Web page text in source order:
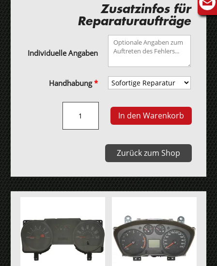
Zusatzinfos für
Reparaturaufträge
Individuelle Angaben
Handhabung*
Focus
I
Menge
In den Warenkorb
Zurück zum Shop